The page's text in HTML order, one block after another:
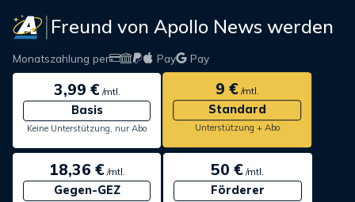
Freund von Apollo News werden
Monatszahlung per Pay Pay
3,99 €/mtl.
Basis
Keine Unterstützung, nur Abo
9 €/mtl.
Standard
Unterstützung + Abo
18,36 €/mtl.
Gegen-GEZ
50 € /mtl.
Förderer